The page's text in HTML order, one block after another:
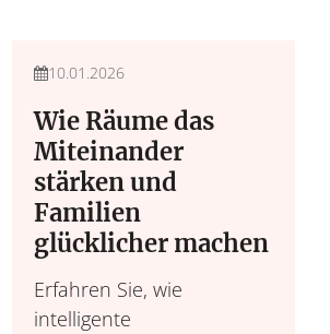
Wohnideen, Interior-
10.01.2026
Wie Räume das
Miteinander
stärken und
Familien
glücklicher machen
Erfahren Sie, wie
intelligente